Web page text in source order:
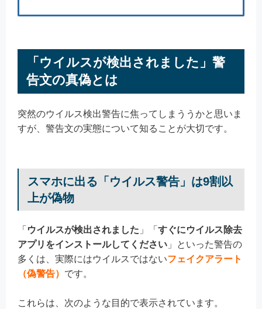
「ウイルスが検出されました」警
告文の真偽とは
突然のウイルス検出警告に焦ってしまううかと思いま
すが、警告文の実態について知ることが大切です。
スマホに出る「ウイルス警告」は9割以
上が偽物
「 ウイルスが検出されました 」「 すぐにウイルス除去
アプリをインストールしてください 」といった警告の
多くは、実際にはウイルスではないフェイクアラート
（偽警告） です。
これらは、次のような目的で表示されています。